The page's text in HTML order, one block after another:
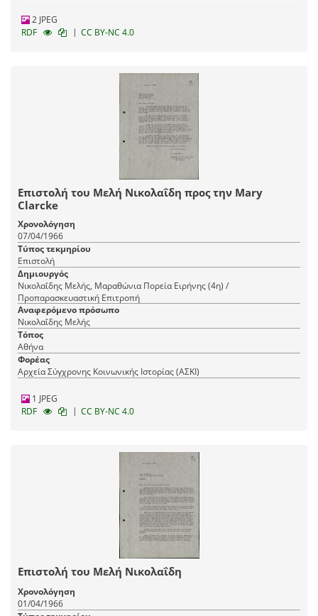
2 JPEG
RDF
| CC BY-NC 4.0
Επιστολή του Μελή Νικολαΐδη προς την Mary
Clarcke
Χρονολόγηση
07/04/1966
Τύπος τεκμηρίου
Επιστολή
Δημιουργός
Νικολαΐδης Μελής, Μαραθώνια Πορεία Ειρήνης (4η) /
Προπαρασκευαστική Επιτροπή
Αναφερόμενο πρόσωπο
Νικολαΐδης Μελής
Τόπος
Αθήνα
Φορέας
Αρχεία Σύγχρονης Κοινωνικής Ιστορίας (ΑΣΚΙ)
1 JPEG
RDF
| CC BY-NC 4.0
Επιστολή του Μελή Νικολαΐδη
Χρονολόγηση
01/04/1966